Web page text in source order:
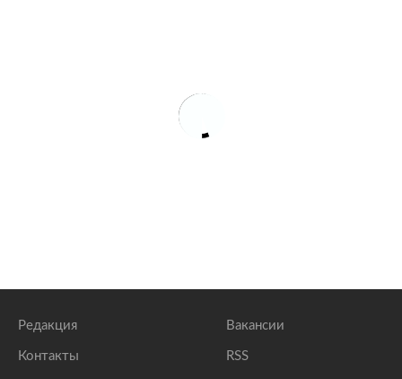
Редакция
Контакты
Вакансии
RSS